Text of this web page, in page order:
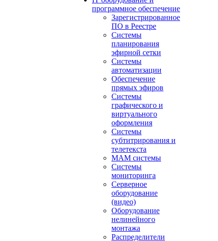
программное обеспечение
Зарегистрированное
ПО в Реестре
Системы
планирования
эфирной сетки
Системы
автоматизации
Обеспечение
прямых эфиров
Системы
графического и
виртуального
оформления
Системы
субтитрирования и
телетекста
MAM системы
Системы
мониторинга
Серверное
оборудование
(видео)
Оборудование
нелинейного
монтажа
Распределители